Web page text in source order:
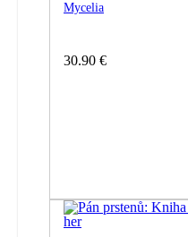
Mycelia
30.90 €